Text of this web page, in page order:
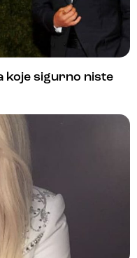
koje sigurno niste